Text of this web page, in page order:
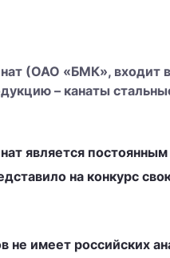
(ОАО «БМК», входит
– канаты
является
на конкурс
имеет российских